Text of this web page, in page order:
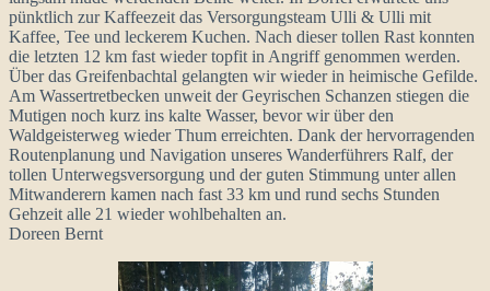
pünktlich zur Kaffeezeit das Versorgungsteam Ulli & Ulli mit
Kaffee, Tee und leckerem Kuchen. Nach dieser tollen Rast konnten
die letzten 12 km fast wieder topfit in Angriff genommen werden.
Über das Greifenbachtal gelangten wir wieder in heimische Gefilde.
Am Wassertretbecken unweit der Geyrischen Schanzen stiegen die
Mutigen noch kurz ins kalte Wasser, bevor wir über den
Waldgeisterweg wieder Thum erreichten. Dank der hervorragenden
Routenplanung und Navigation unseres Wanderführers Ralf, der
tollen Unterwegsversorgung und der guten Stimmung unter allen
Mitwanderern kamen nach fast 33 km und rund sechs Stunden
Gehzeit alle 21 wieder wohlbehalten an.
Doreen Bernt